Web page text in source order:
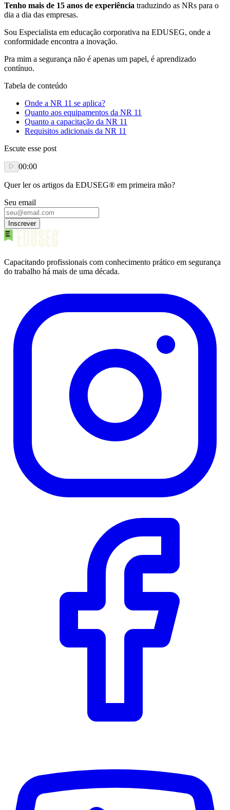
Tenho mais de 15 anos de experiência traduzindo as NRs para o
dia a dia das empresas.
Sou Especialista em educação corporativa na EDUSEG, onde a
conformidade encontra a inovação.
Pra mim a segurança não é apenas um papel, é aprendizado
contínuo.
Tabela de conteúdo
Onde a NR 11 se aplica?
Quanto aos equipamentos da NR 11
Quanto a capacitação da NR 11
Requisitos adicionais da NR 11
Escute esse post
00:00
Quer ler os artigos da EDUSEG® em primeira mão?
Seu email
Inscrever
Capacitando profissionais com conhecimento prático em segurança
do trabalho há mais de uma década.